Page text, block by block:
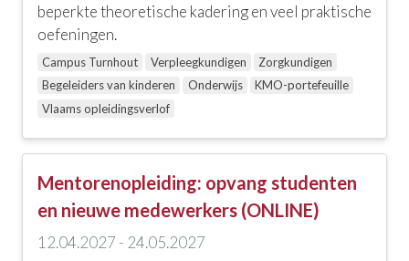
beperkte theoretische kadering en veel praktische
oefeningen.
Campus Turnhout Verpleegkundigen
Zorgkundigen
Begeleiders van kinderen
Onderwijs
KMO-portefeuille
Vlaams opleidingsverlof
Mentorenopleiding: opvang studenten
en nieuwe medewerkers (ONLINE)
12.04.2027 - 24.05.2027